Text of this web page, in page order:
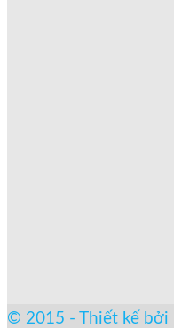
© 2015 - Thiết kế bởi